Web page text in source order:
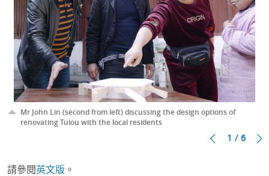
Mr John Lin (second from left) discussing the design options of
renovating Tulou with the local residents
1 / 6
請參閱英文版 。